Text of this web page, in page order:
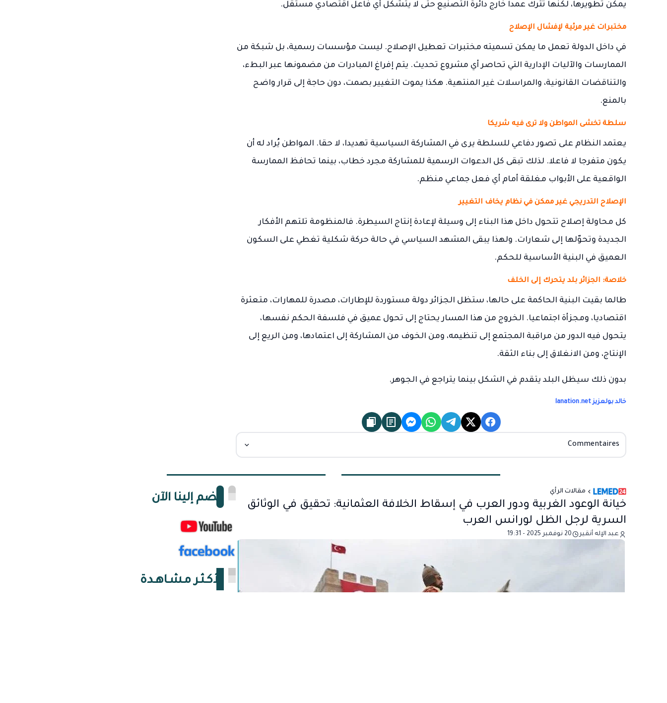
يمكن تطويرها، لكنها تُترك عمدا خارج دائرة التصنيع حتى لا يتشكل أي فاعل اقتصادي مستقل.
مختبرات غير مرئية لإفشال الإصلاح
في داخل الدولة تعمل ما يمكن تسميته مختبرات تعطيل الإصلاح. ليست مؤسسات رسمية، بل شبكة من
الممارسات والآليات الإدارية التي تحاصر أي مشروع تحديث. يتم إفراغ المبادرات من مضمونها عبر البطء،
والتناقضات القانونية، والمراسلات غير المنتهية. هكذا يموت التغيير بصمت، دون حاجة إلى قرار واضح
بالمنع.
سلطة تخشى المواطن ولا ترى فيه شريكا
يعتمد النظام على تصور دفاعي للسلطة يرى في المشاركة السياسية تهديدا، لا حقا. المواطن يُراد له أن
يكون متفرجا لا فاعلا. لذلك تبقى كل الدعوات الرسمية للمشاركة مجرد خطاب، بينما تحافظ الممارسة
الواقعية على الأبواب مغلقة أمام أي فعل جماعي منظم.
الإصلاح التدريجي غير ممكن في نظام يخاف التغيير
كل محاولة إصلاح تتحول داخل هذا البناء إلى وسيلة لإعادة إنتاج السيطرة. فالمنظومة تلتهم الأفكار
الجديدة وتحوّلها إلى شعارات. ولهذا يبقى المشهد السياسي في حالة حركة شكلية تغطي على السكون
العميق في البنية الأساسية للحكم.
خلاصة: الجزائر بلد يتحرك إلى الخلف
طالما بقيت البنية الحاكمة على حالها، ستظل الجزائر دولة مستوردة للإطارات، مصدرة للمهارات، متعثرة
اقتصاديا، ومجزأة اجتماعيا. الخروج من هذا المسار يحتاج إلى تحول عميق في فلسفة الحكم نفسها،
يتحول فيه الدور من مراقبة المجتمع إلى تنظيمه، ومن الخوف من المشاركة إلى اعتمادها، ومن الريع إلى
الإنتاج، ومن الانغلاق إلى بناء الثقة.
بدون ذلك سيظل البلد يتقدم في الشكل بينما يتراجع في الجوهر.
خالد بولعزيز lanation.net
Commentaires
مقالات الرأي
خيانة الوعود الغربية ودور العرب في إسقاط الخلافة العثمانية: تحقيق في الوثائق
السرية لرجل الظل لورانس العرب
عبد الإله أنقير 20 نوفمبر 2025 - 19:31
انضم إلينا الآن
الأكـثـر مـشـاهـدة